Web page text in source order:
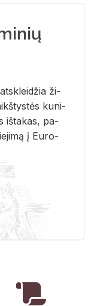
ži­
ku­ni­
iš­ta­kas, pa­
į Eu­ro­